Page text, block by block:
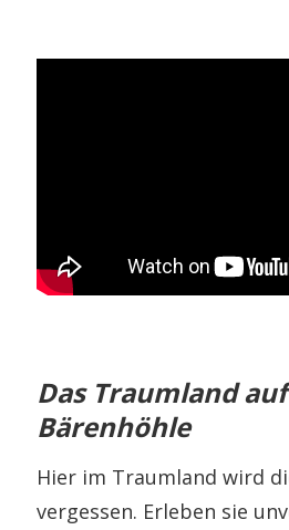
Das Traumland
Bärenhöhle
Hier im Traumland wird
vergessen. Erleben sie